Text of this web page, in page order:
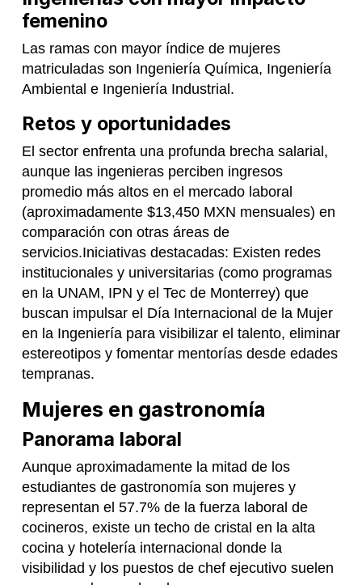
femenino
Las ramas con mayor índice de mujeres
matriculadas son Ingeniería Química, Ingeniería
Ambiental e Ingeniería Industrial.
Retos y oportunidades
El sector enfrenta una profunda brecha salarial,
aunque las ingenieras perciben ingresos
promedio más altos en el mercado laboral
(aproximadamente $13,450 MXN mensuales) en
comparación con otras áreas de
servicios.Iniciativas destacadas: Existen redes
institucionales y universitarias (como programas
en la UNAM, IPN y el Tec de Monterrey) que
buscan impulsar el Día Internacional de la Mujer
en la Ingeniería para visibilizar el talento, eliminar
estereotipos y fomentar mentorías desde edades
tempranas.
Mujeres en gastronomía
Panorama laboral
Aunque aproximadamente la mitad de los
estudiantes de gastronomía son mujeres y
representan el 57.7% de la fuerza laboral de
cocineros, existe un techo de cristal en la alta
cocina y hotelería internacional donde la
visibilidad y los puestos de chef ejecutivo suelen